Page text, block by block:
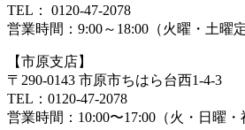
TEL：
0120-47-2078
営業時間： 9:00～18:00（火曜・土曜定
【市原支店】
〒290-0143 市原市ちはら台西1-4-3
TEL： 0120-47-2078
営業時間： 10:00〜17:00（火・日曜・